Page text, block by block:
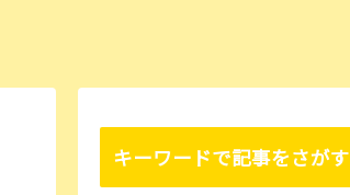
キーワードで記事をさがす